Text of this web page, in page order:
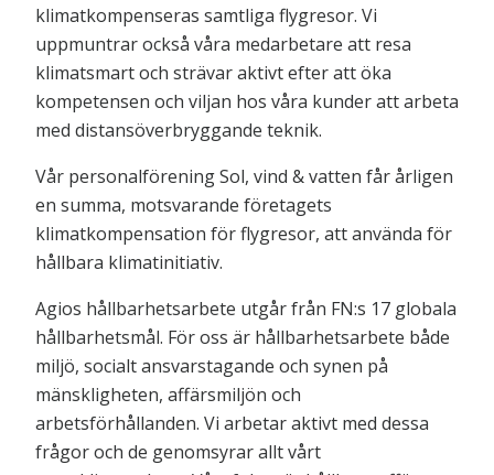
klimatkompenseras samtliga flygresor. Vi
uppmuntrar också våra medarbetare att resa
klimatsmart och strävar aktivt efter att öka
kompetensen och viljan hos våra kunder att arbeta
med distansöverbryggande teknik.
Vår personalförening Sol, vind & vatten får årligen
en summa, motsvarande företagets
klimatkompensation för flygresor, att använda för
hållbara klimatinitiativ.
Agios hållbarhetsarbete utgår från FN:s 17 globala
hållbarhetsmål. För oss är hållbarhetsarbete både
miljö, socialt ansvarstagande och synen på
mänskligheten, affärsmiljön och
arbetsförhållanden. Vi arbetar aktivt med dessa
frågor och de genomsyrar allt vårt